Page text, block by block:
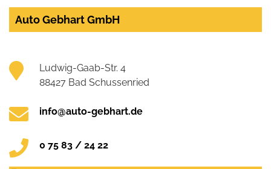
Auto Gebhart GmbH
Ludwig-Gaab-Str. 4
88427 Bad Schussenried
info@auto-gebhart.de
0 75 83 / 24 22